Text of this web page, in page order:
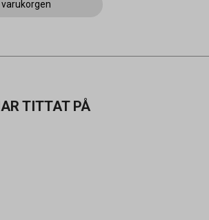
varukorgen
TITTAT PÅ